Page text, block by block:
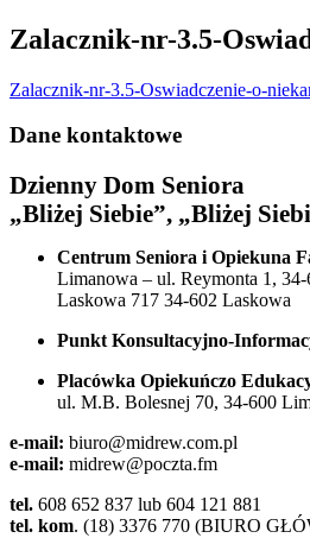
Zalacznik-nr-3.5-
Zalacznik-nr-3.5-Oswiadczenie-o-
Dane kontaktowe
Dzienny Dom Seniora
„Bliżej Siebie”, „Bliżej
Centrum Seniora i Opiekuna
Limanowa – ul. Reymonta 1,
Laskowa 717 34-602 Laskowa
Punkt Konsultacyjno-
Placówka Opiekuńczo
ul. M.B. Bolesnej 70, 34-600
e-mail: biuro@midrew.com.pl
e-mail: midrew@poczta.fm
tel. 608 652 837 lub 604 121 881
tel. kom. (18) 3376 770 (BIURO